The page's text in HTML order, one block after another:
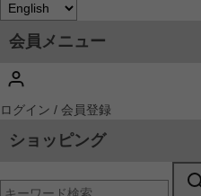
会員メニュー
ログイン / 会員登録
ショッピング